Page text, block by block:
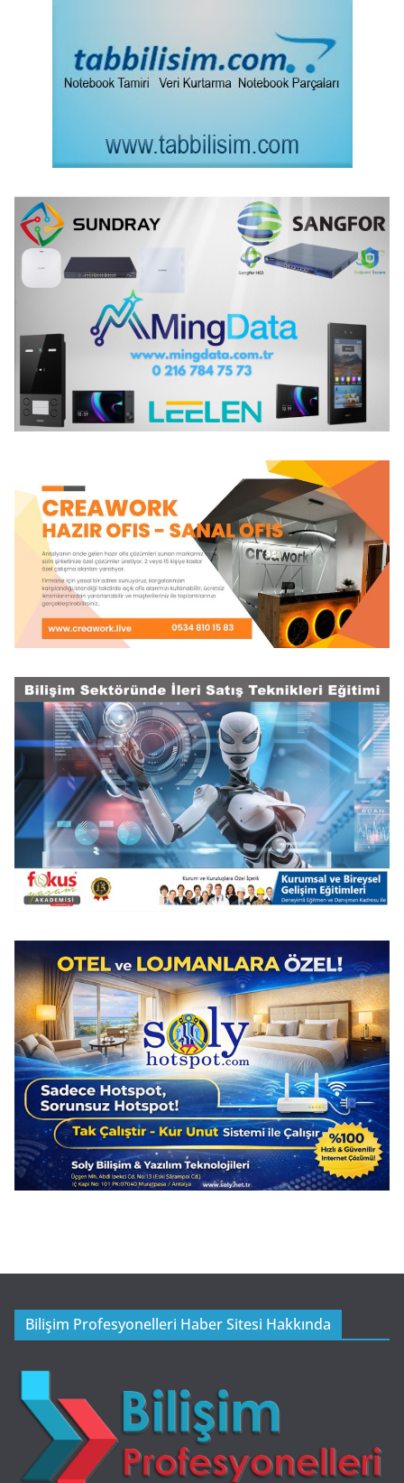
Bilişim Profesyonelleri Haber Sitesi Hakkında